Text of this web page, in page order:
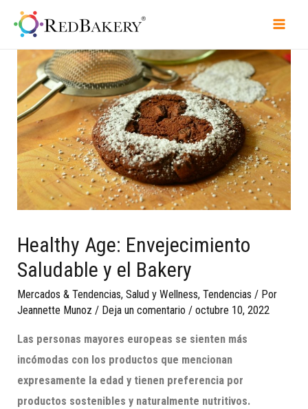
Healthy Age: Envejecimiento
Saludable y el Bakery
Mercados & Tendencias,Salud y Wellness,Tendencias / Por
Jeannette Munoz / Deja un comentario /octubre 10, 2022
Las personas mayores europeas se sienten más
incómodas con los productos que mencionan
expresamente la edad y tienen preferencia por
productos sostenibles y naturalmente nutritivos.